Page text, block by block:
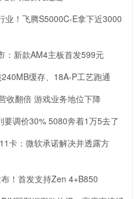
业！飞腾S5000C-E拿下近3000
：新款AM4主板首发599元
缓存、18A-P工艺跑通
收翻倍 游戏业务地位下降
调价30% 5080奔着1万5去了
卡：微软承诺解决并透露方
！首发支持Zen 4+B850